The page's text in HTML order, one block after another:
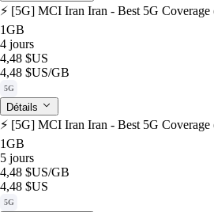
⚡️ [5G] MCI Iran Iran - Best 5G
1GB
4 jours
4,48 $US
4,48 $US/GB
5G
Détails
⚡️ [5G] MCI Iran Iran - Best 5G
1GB
5 jours
4,48 $US/GB
4,48 $US
5G